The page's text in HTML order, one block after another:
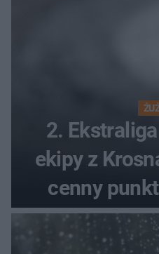
2.
ekipy z
cenny